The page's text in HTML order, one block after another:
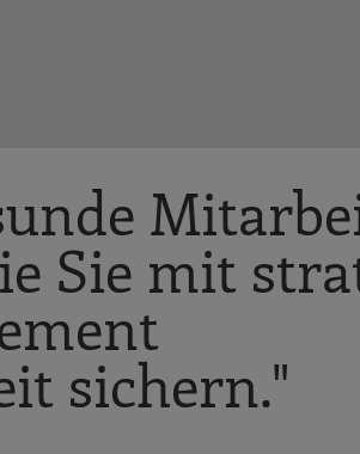
Sie mit
sichern."